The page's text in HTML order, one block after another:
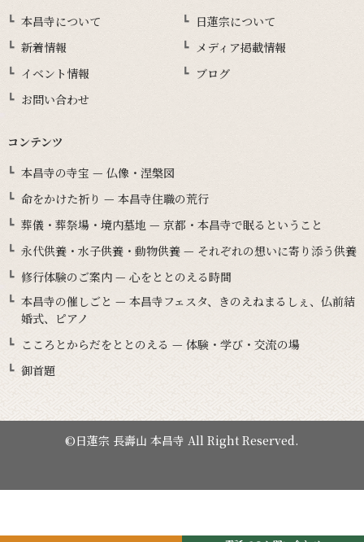
本昌寺について
日蓮宗について
新着情報
メディア掲載情報
イベント情報
ブログ
お問い合わせ
コンテンツ
本昌寺の寺宝 — 仏像・涅槃図
命をかけた祈り — 本昌寺住職の荒行
葬儀・葬祭場・境内墓地 — 京都・本昌寺で眠るということ
永代供養・水子供養・動物供養 — それぞれの想いに寄り添う供養
修行体験のご案内 — 心をととのえる時間
本昌寺の催しごと — 本昌寺フェスタ、きのえねまるしぇ、仏前結
婚式、ピアノ
こころとからだをととのえる — 体験・学び・交流の場
御首題
©日蓮宗 長壽山 本昌寺 All Right Reserved.